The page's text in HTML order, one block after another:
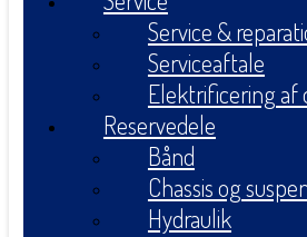
Service &
Serviceaftale
Elektrificering af
Reservedele
Bånd
Chassis og
Hydraulik